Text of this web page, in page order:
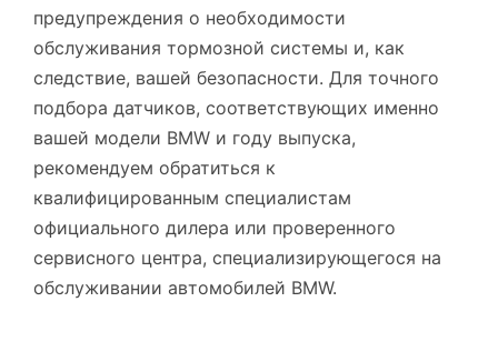
предупреждения о необходимости
обслуживания тормозной системы и, как
следствие, вашей безопасности. Для точного
подбора датчиков, соответствующих именно
вашей модели BMW и году выпуска,
рекомендуем обратиться к
квалифицированным специалистам
официального дилера или проверенного
сервисного центра, специализирующегося на
обслуживании автомобилей BMW.